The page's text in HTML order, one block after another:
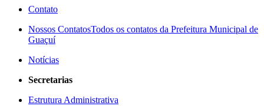
Contato
Nossos ContatosTodos os contatos da Prefeitura Municipal de
Guaçuí
Notícias
Secretarias
Estrutura Administrativa